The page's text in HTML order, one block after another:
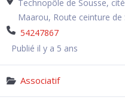
Technopôle de Sousse,
Maarou, Route ceinture de
54247867
Publié il y a 5 ans
Associatif